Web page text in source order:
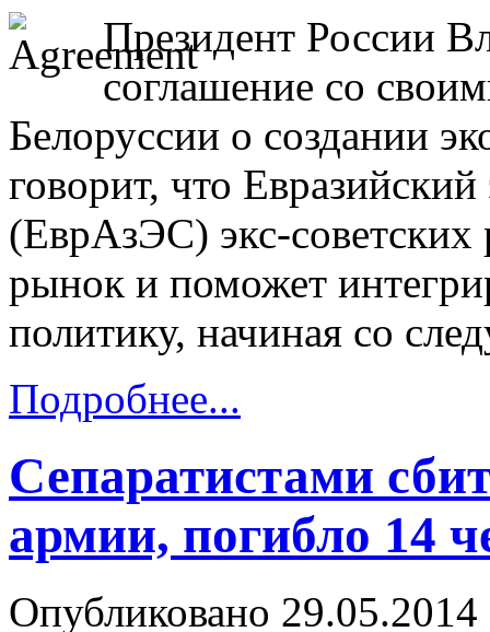
Президент России
соглашение со
Белоруссии о создании
говорит, что
(ЕврАзЭС) экс-советских
рынок и поможет
политику, начиная со
Подробнее...
Сепаратистами
армии, погибло 14
Опубликовано